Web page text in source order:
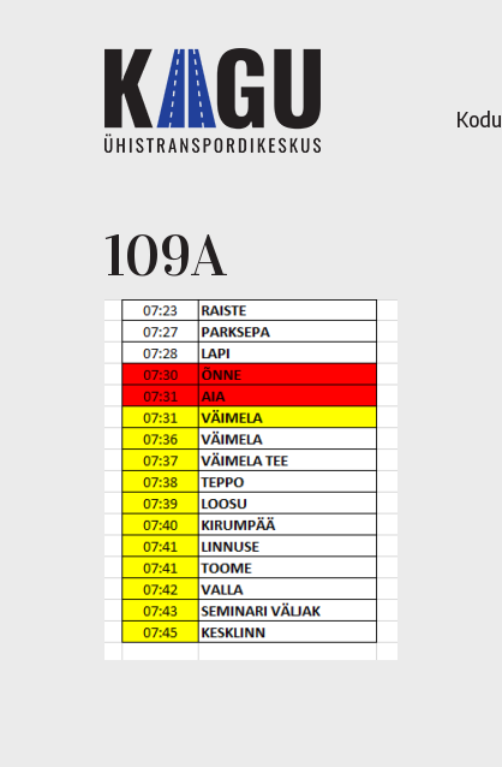
Kodu
109A